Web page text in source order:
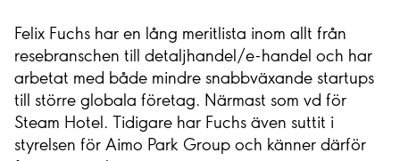
Felix Fuchs har en lång meritlista inom allt från
resebranschen till detaljhandel/e-handel och har
arbetat med både mindre snabbväxande startups
till större globala företag. Närmast som vd för
Steam Hotel. Tidigare har Fuchs även suttit i
styrelsen för Aimo Park Group och känner därför